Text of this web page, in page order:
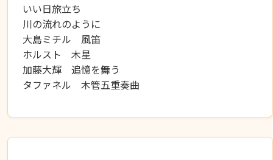
いい日旅立ち
川の流れのように
大島ミチル 風笛
ホルスト 木星
加藤大輝 追憶を舞う
タファネル 木管五重奏曲